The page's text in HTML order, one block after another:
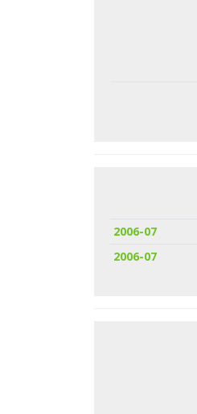
2006-07
2006-07